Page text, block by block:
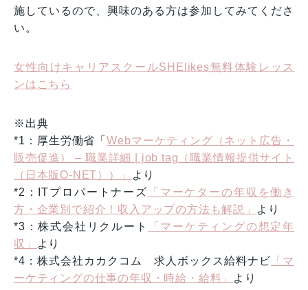
施しているので、興味のある方は参加してみてくださ
い。
女性向けキャリアスクールSHElikes無料体験レッス
ンはこちら
※出典
*1：厚生労働省「Webマーケティング（ネット広告・
販売促進） – 職業詳細 | job tag（職業情報提供サイト
（日本版O-NET））
」
より
*2：ITプロパートナーズ
「マーケターの年収を働き
方・企業別で紹介！収入アップの方法も解説」
より
*3：株式会社リクルート
「マーケティングの想定年
収」
より
*4：株式会社カカクコム 求人ボックス給料ナビ 「マ
ーケティングの仕事の年収・時給・給料」
より